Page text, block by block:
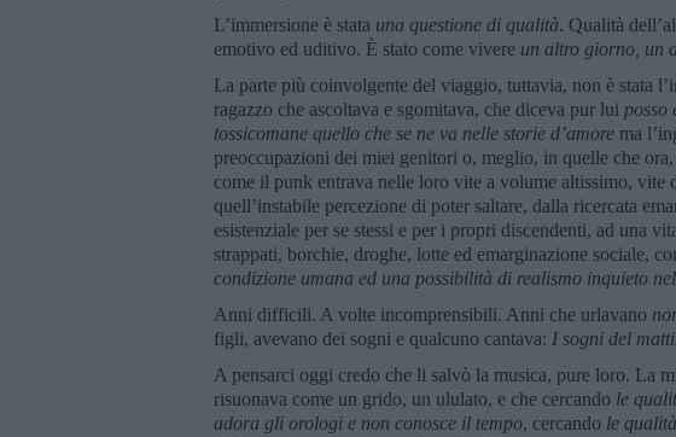
L’immersione è stata una questione di qualità. Qualità
emotivo ed uditivo. È stato come vivere un altro giorno, un
La parte più coinvolgente del viaggio, tuttavia, non è stata
ragazzo che ascoltava e sgomitava, che diceva pur lui posso
tossicomane quello che se ne va nelle storie d’amore ma
preoccupazioni dei miei genitori o, meglio, in quelle che
come il punk entrava nelle loro vite a volume altissimo,
quell’instabile percezione di poter saltare, dalla ricercata
esistenziale per se stessi e per i propri discendenti, ad una
strappati, borchie, droghe, lotte ed emarginazione sociale,
condizione umana ed una possibilità di realismo inquieto
Anni difficili. A volte incomprensibili. Anni che urlavano
figli, avevano dei sogni e qualcuno cantava: I sogni del
A pensarci oggi credo che li salvò la musica, pure loro. La
risuonava come un grido, un ululato, e che cercando le
adora gli orologi e non conosce il tempo, cercando le